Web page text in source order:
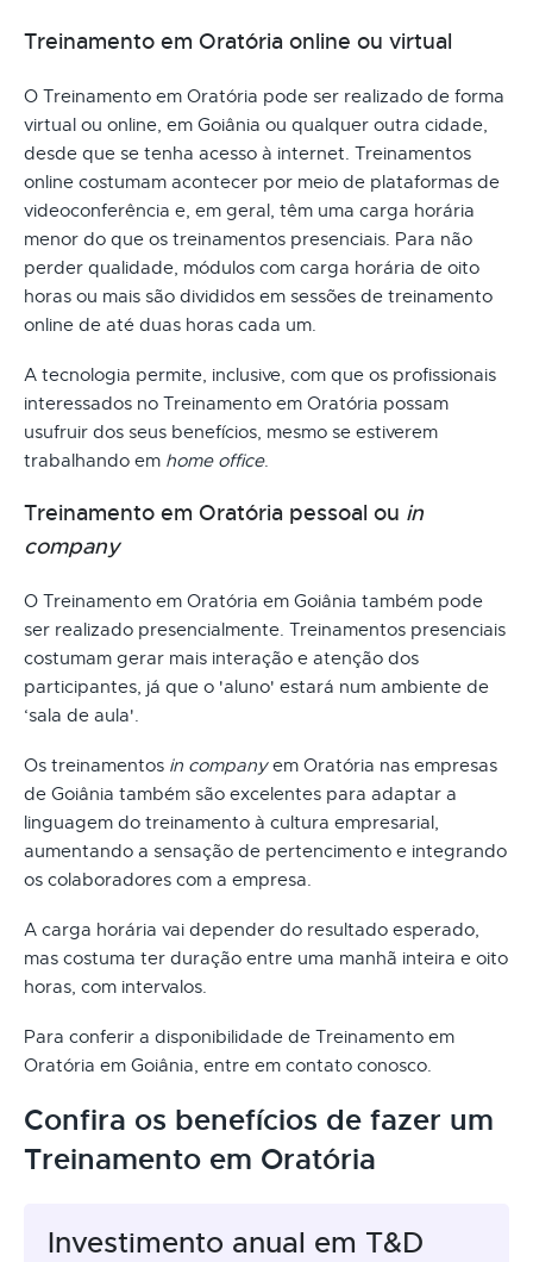
Treinamento em Oratória online ou virtual
O Treinamento em Oratória pode ser realizado de forma
virtual ou online, em Goiânia ou qualquer outra cidade,
desde que se tenha acesso à internet. Treinamentos
online costumam acontecer por meio de plataformas de
videoconferência e, em geral, têm uma carga horária
menor do que os treinamentos presenciais. Para não
perder qualidade, módulos com carga horária de oito
horas ou mais são divididos em sessões de treinamento
online de até duas horas cada um.
A tecnologia permite, inclusive, com que os profissionais
interessados no Treinamento em Oratória possam
usufruir dos seus benefícios, mesmo se estiverem
trabalhando em home office.
Treinamento em Oratória pessoal ou in
company
O Treinamento em Oratória em Goiânia também pode
ser realizado presencialmente. Treinamentos presenciais
costumam gerar mais interação e atenção dos
participantes, já que o 'aluno' estará num ambiente de
‘sala de aula'.
Os treinamentos in companyem Oratória nas empresas
de Goiânia também são excelentes para adaptar a
linguagem do treinamento à cultura empresarial,
aumentando a sensação de pertencimento e integrando
os colaboradores com a empresa.
A carga horária vai depender do resultado esperado,
mas costuma ter duração entre uma manhã inteira e oito
horas, com intervalos.
Para conferir a disponibilidade de Treinamento em
Oratória em Goiânia, entre em contato conosco.
Confira os benefícios de fazer um
Treinamento em Oratória
Investimento anual em T&D